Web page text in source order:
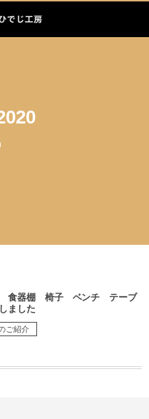
食器棚 椅子 ベンチ テーブ
ました
ご紹介